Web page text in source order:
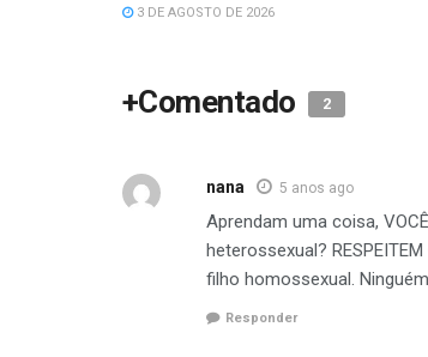
3 DE AGOSTO DE 2026
+Comentado 2
nana 5 anos ago
Aprendam uma coisa,
heterossexual?
filho homossexual.
Responder